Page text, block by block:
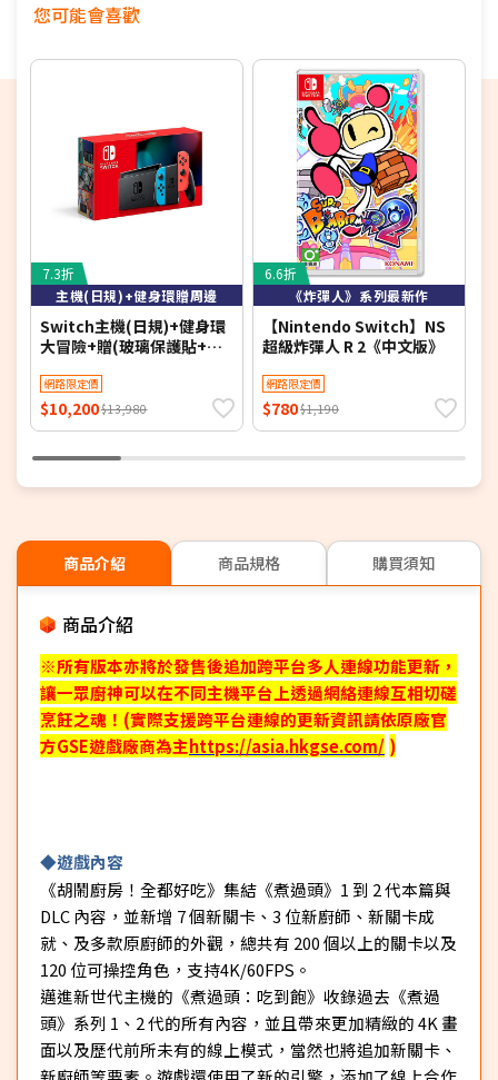
您可能會喜歡
7.3折
主機(日規)+健身環贈周邊
Switch主機(日規)+健身環
大冒險+贈(玻璃保護貼+卡
網路限定價
$10,200$13,980
6.6折
《炸彈人》系列最新作
【Nintendo Switch】NS
超級炸彈人 R 2《中文版》
網路限定價
$780$1,190
商品介紹 商品規格 購買須知
商品介紹
※所有版本亦將於發售後追加跨平台多人連線功能更新，
讓一眾廚神可以在不同主機平台上透過網絡連線互相切磋
烹飪之魂！ (實際支援跨平台連線的更新資訊請依原廠官
方GSE遊戲廠商為主https://asia.hkgse.com/ )
◆遊戲內容
《胡鬧廚房！全都好吃》集結《煮過頭》1 到 2 代本篇與
DLC 內容，並新增 7 個新關卡、3 位新廚師、新關卡成
就、及多款原廚師的外觀，總共有 200 個以上的關卡以及
120 位可操控角色，支持4K/60FPS。
邁進新世代主機的《煮過頭：吃到飽》收錄過去《煮過
頭》系列 1、2 代的所有內容，並且帶來更加精緻的 4K 畫
面以及歷代前所未有的線上模式，當然也將追加新關卡、